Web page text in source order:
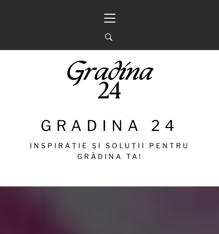
principal
GRADINA 24
INSPIRAȚIE ȘI SOLUȚII PENTRU
GRĂDINA TA!